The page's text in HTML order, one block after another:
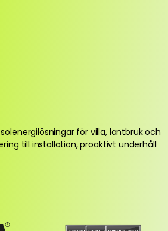
för villa, lantbruk och
till installation, proaktivt underhåll